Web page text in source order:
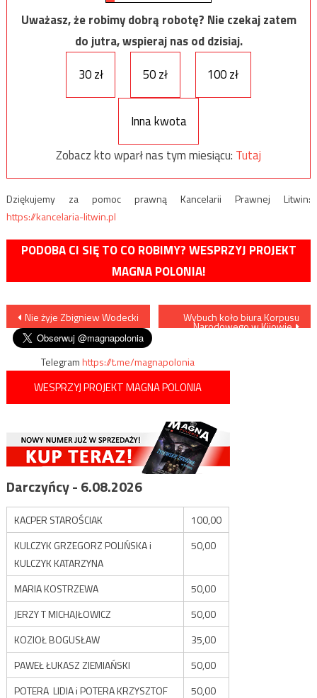
Uważasz, że robimy dobrą robotę? Nie czekaj zatem
do jutra, wspieraj nas od dzisiaj.
30 zł
50 zł 100 zł
Inna kwota
Zobacz kto wparł nas tym miesiącu: Tutaj
Dziękujemy za pomoc prawną Kancelarii Prawnej Litwin:
https://kancelaria-litwin.pl
PODOBA CI SIĘ TO CO ROBIMY? WESPRZYJ PROJEKT
MAGNA POLONIA!
Nawigacja
wpisu
Nie żyje Zbigniew Wodecki Wybuch koło biura Korpusu
Narodowego w Kijowie
Telegramhttps://t.me/magnapolonia
WESPRZYJ PROJEKT MAGNA POLONIA
Darczyńcy - 6.08.2026
KACPER STAROŚCIAK
100,00
KULCZYK GRZEGORZ POLIŃSKA i
KULCZYK KATARZYNA
50,00
MARIA KOSTRZEWA
50,00
JERZY T MICHAJŁOWICZ
50,00
KOZIOŁ BOGUSŁAW
35,00
PAWEŁ ŁUKASZ ZIEMIAŃSKI
50,00
POTERA LIDIA i POTERA KRZYSZTOF
50,00